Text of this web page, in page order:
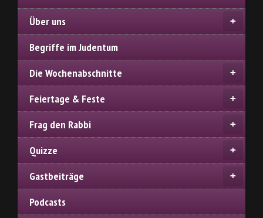
Über uns
Begriffe im Judentum
Die Wochenabschnitte
Feiertage & Feste
Frag den Rabbi
Quizze
Gastbeiträge
Podcasts